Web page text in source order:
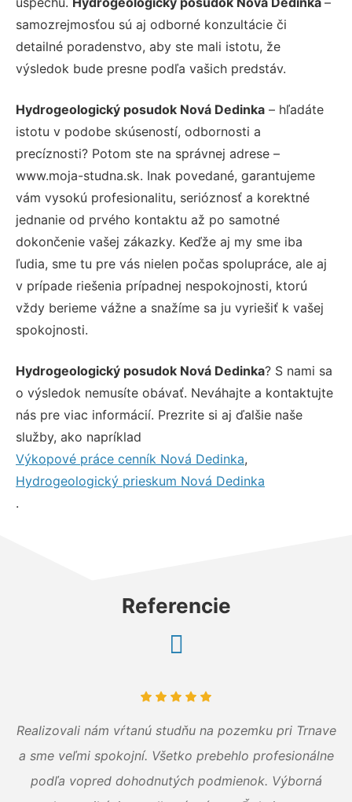
samozrejmosťou sú aj odborné konzultácie či
detailné poradenstvo, aby ste mali istotu, že
výsledok bude presne podľa vašich predstáv.
Hydrogeologický posudok Nová Dedinka – hľadáte
istotu v podobe skúseností, odbornosti a
precíznosti? Potom ste na správnej adrese –
www.moja-studna.sk. Inak povedané, garantujeme
vám vysokú profesionalitu, serióznosť a korektné
jednanie od prvého kontaktu až po samotné
dokončenie vašej zákazky. Keďže aj my sme iba
ľudia, sme tu pre vás nielen počas spolupráce, ale aj
v prípade riešenia prípadnej nespokojnosti, ktorú
vždy berieme vážne a snažíme sa ju vyriešiť k vašej
spokojnosti.
Hydrogeologický posudok Nová Dedinka? S nami sa
o výsledok nemusíte obávať. Neváhajte a kontaktujte
nás pre viac informácií. Prezrite si aj ďalšie naše
služby, ako napríklad
Výkopové práce cenník Nová Dedinka,
Hydrogeologický prieskum Nová Dedinka
.
Referencie
Realizovali nám vŕtanú studňu na pozemku pri Trnave
a sme veľmi spokojní. Všetko prebehlo profesionálne
podľa vopred dohodnutých podmienok. Výborná